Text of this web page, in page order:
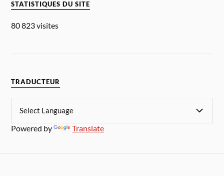
STATISTIQUES DU SITE
80 823 visites
TRADUCTEUR
Powered by Translate